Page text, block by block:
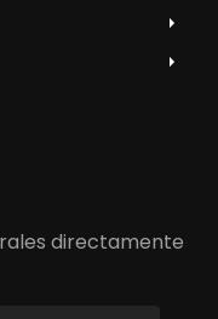
directamente